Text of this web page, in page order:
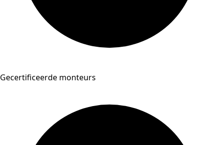
Gecertificeerde monteurs